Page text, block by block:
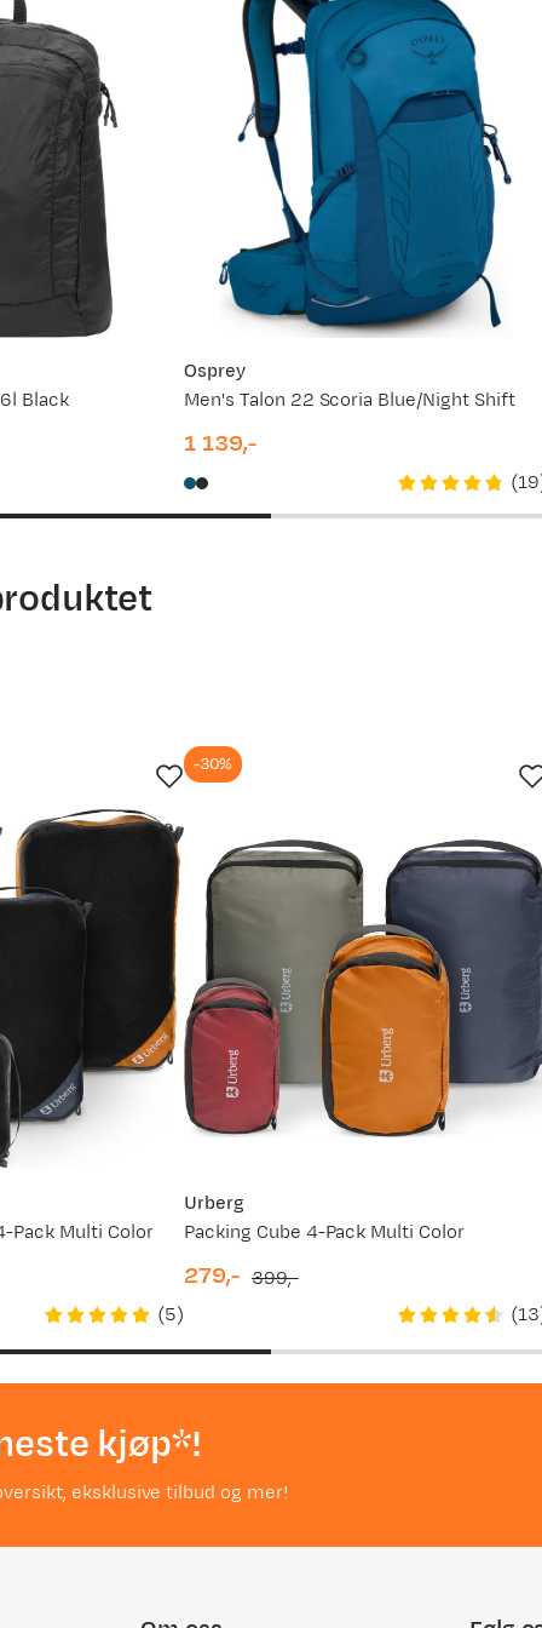
den for å ha med en genser .kikkert å vann m.m. 😁
Black
Osprey
Men's Talon 22 Scoria Blue/Night Shift
1 139,-
(19
Pack Multi Color
(5)
Urberg
Packing Cube 4-Pack Multi Color
-30%
279,- 399,-
(13
kjøp*!
eksklusive tilbud og mer!